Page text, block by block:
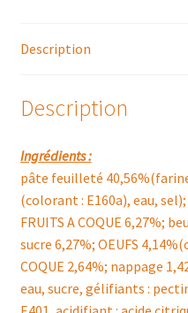
Description
Description
Ingrédients :
pâte feuilleté
(colorant : E160a), eau,
FRUITS A COQUE 6,27%;
sucre 6,27%; OEUFS
COQUE 2,64%; nappage
eau, sucre, gélifiants :